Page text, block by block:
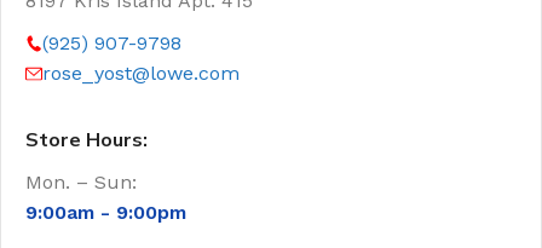
(925) 907-9798
rose_yost@lowe.com
Store Hours:
Mon. – Sun:
9:00am - 9:00pm